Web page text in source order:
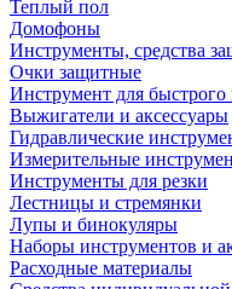
Теплый пол
Домофоны
Инструменты, средства
Очки защитные
Инструмент для
Выжигатели и аксессуары
Гидравлические
Измерительные
Инструменты для резки
Лестницы и стремянки
Лупы и бинокуляры
Наборы инструментов и
Расходные материалы